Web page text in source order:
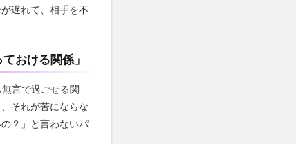
遅れて、相手を不
おける関係」
言で過ごせる関
それが苦にならな
？」と言わないパ